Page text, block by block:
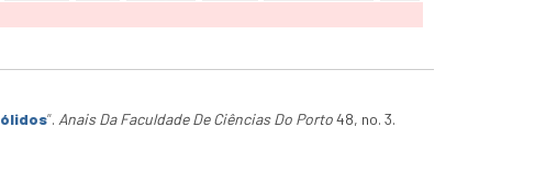
”. Anais Da Faculdade De Ciências Do Porto48, no. 3.